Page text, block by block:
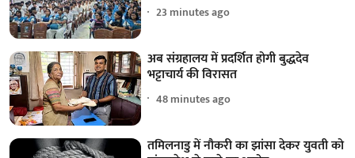
23 minutes ago
अब संग्रहालय में प्रदर्शित होगी बुद्धदेव
भट्टाचार्य की विरासत
48 minutes ago
तमिलनाडु में नौकरी का झांसा देकर युवती को